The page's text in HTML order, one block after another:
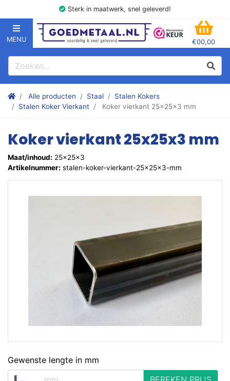
Sterk in maatwerk, snel geleverd!
MENU
GOEDMETAAL.NL
€00,00
Zoeken
Zoek
Stalen kokers, hoekstaal, Balk, Buizen Plat, Strippen, Plaat en
Alle producten Staal
Stalen Kokers
Stalen Koker Vierkant
Koker vierkant 25x25x3 mm
Koker vierkant 25x25x3 mm
Maat/inhoud: 25x25x3
Artikelnummer: stalen-koker-vierkant-25x25x3-mm
Gewenste lengte in mm